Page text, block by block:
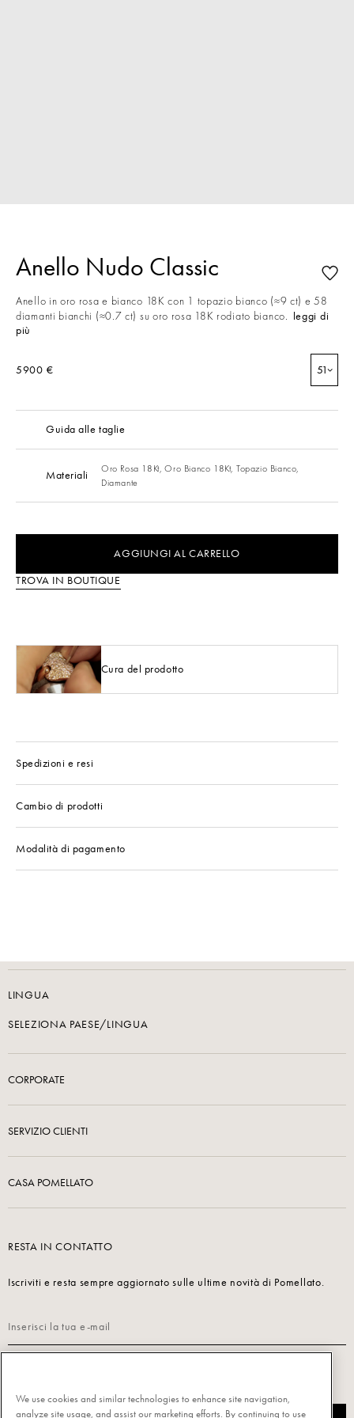
Anello Nudo Classic
Anello in oro rosa e bianco 18K con 1 topazio bianco (≈9 ct) e 58
diamanti bianchi (≈0.7 ct) su oro rosa 18K rodiato bianco. leggi di
più
5900 € 51
Guida alle taglie
Materiali Oro Rosa 18Kt, Oro Bianco 18Kt, Topazio Bianco,
Diamante
AGGIUNGI AL CARRELLO
TROVA IN BOUTIQUE
Cura del prodotto
Spedizioni e resi
Cambio di prodotti
Modalità di pagamento
LINGUA
SELEZIONA PAESE/LINGUA
CORPORATE
SERVIZIO CLIENTI
CASA POMELLATO
RESTA IN CONTATTO
Iscriviti e resta sempre aggiornato sulle ultime novità di Pomellato.
We use cookies and similar technologies to enhance site navigation,
analyze site usage, and assist our marketing efforts. By continuing to use